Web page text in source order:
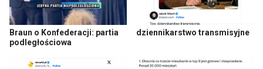
Braun o Konfederacji: partia
podległościowa
dziennikarstwo transmisyjne